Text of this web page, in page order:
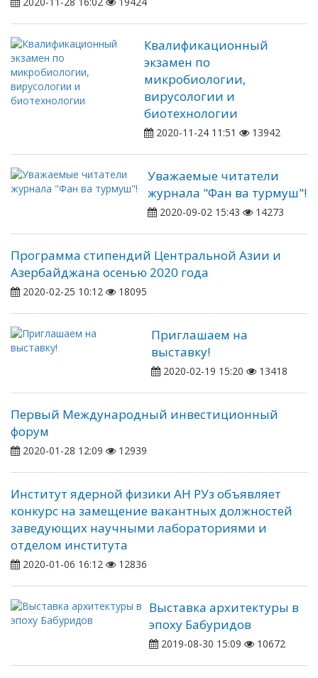
Квалификационный
экзамен по
микробиологии,
вирусологии и
биотехнологии
2020-11-24 11:51 13942
Уважаемые читатели
журнала "Фан ва турмуш"!
2020-09-02 15:43 14273
Программа стипендий Центральной Азии и
Азербайджана осенью 2020 года
2020-02-25 10:12 18095
Приглашаем на
выставку!
2020-02-19 15:20 13418
Первый Международный инвестиционный
форум
2020-01-28 12:09 12939
Институт ядерной физики АН РУз объявляет
конкурс на замещение вакантных должностей
заведующих научными лабораториями и
отделом института
2020-01-06 16:12 12836
Выставка архитектуры в
эпоху Бабуридов
2019-08-30 15:09 10672